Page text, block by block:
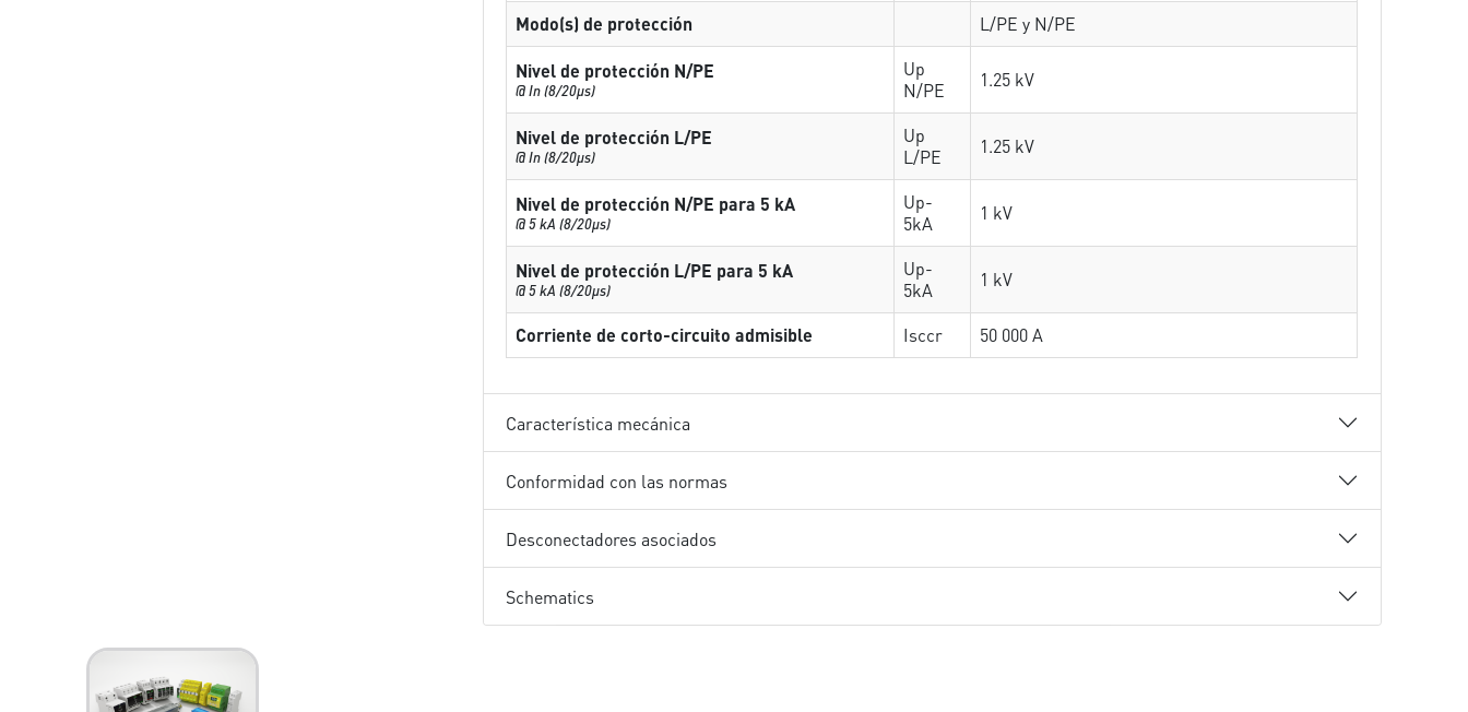
Modo(s) de protección L/PE y N/PE
Nivel de protección N/PE
@ In (8/20µs)
Up
N/PE
1.25 kV
Nivel de protección L/PE
@ In (8/20µs)
Up
L/PE
1.25 kV
Nivel de protección N/PE para 5 kA
@ 5 kA (8/20µs)
Up-
5kA
1 kV
Nivel de protección L/PE para 5 kA
@ 5 kA (8/20µs)
Up-
5kA
1 kV
Corriente de corto-circuito admisible Isccr 50 000 A
Característica mecánica
Conformidad con las normas
Desconectadores asociados
Schematics